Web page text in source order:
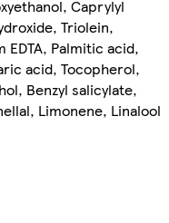
Caprylyl
Triolein,
EDTA, Palmitic acid,
acid, Tocopherol,
Benzyl salicylate,
Limonene, Linalool